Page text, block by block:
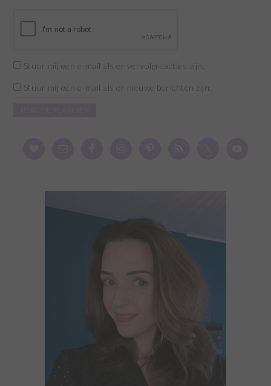
Stuur mij een e-mail als er vervolgreacties zijn.
Stuur mij een e-mail als er nieuwe berichten zijn.